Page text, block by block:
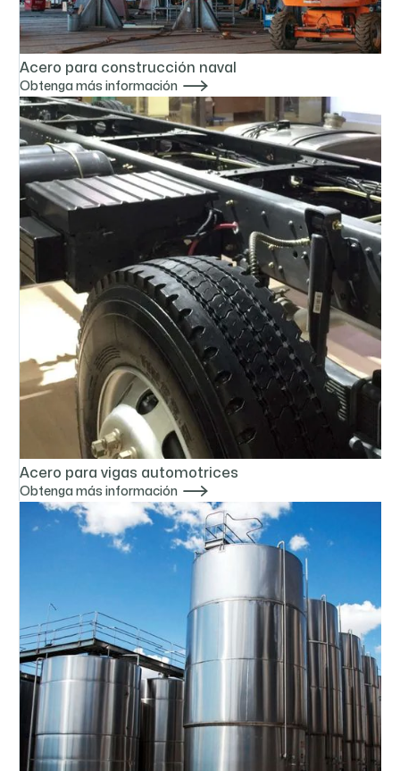
Acero para construcción naval
Obtenga más información 
Acero para vigas automotrices
Obtenga más información 